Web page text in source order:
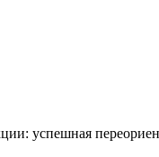
успешная